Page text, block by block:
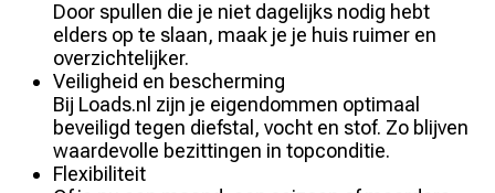
Door spullen die je niet dagelijks nodig hebt
elders op te slaan, maak je je huis ruimer en
overzichtelijker.
Veiligheid en bescherming
Bij Loads.nl zijn je eigendommen optimaal
beveiligd tegen diefstal, vocht en stof. Zo blijven
waardevolle bezittingen in topconditie.
Flexibiliteit